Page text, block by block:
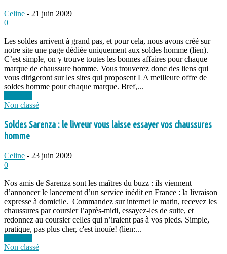
Celine - 21 juin 2009
0
Les soldes arrivent à grand pas, et pour cela, nous avons créé sur
notre site une page dédiée uniquement aux soldes homme (lien).
C’est simple, on y trouve toutes les bonnes affaires pour chaque
marque de chaussure homme. Vous trouverez donc des liens qui
vous dirigeront sur les sites qui proposent LA meilleure offre de
soldes homme pour chaque marque. Bref,...
Non classé
Soldes Sarenza : le livreur vous laisse essayer vos chaussures
homme
Celine - 23 juin 2009
0
Nos amis de Sarenza sont les maîtres du buzz : ils viennent
d’annoncer le lancement d’un service inédit en France : la livraison
expresse à domicile. Commandez sur internet le matin, recevez les
chaussures par coursier l’après-midi, essayez-les de suite, et
redonnez au coursier celles qui n’iraient pas à vos pieds. Simple,
pratique, pas plus cher, c'est inouïe! (lien:...
Non classé